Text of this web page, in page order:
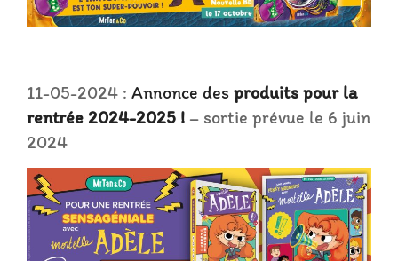
11-05-2024 : Annonce des produits pour la
rentrée 2024-2025 ! – sortie prévue le 6 juin
2024